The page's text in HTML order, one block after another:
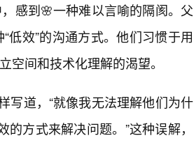
感到🌸一种难以言喻的隔阂。父
低效”的沟通方式。他们习惯于用
空间和技术化理解的渴望。
写道，“就像我无法理解他们为什
方式来解决问题。”这种误解，